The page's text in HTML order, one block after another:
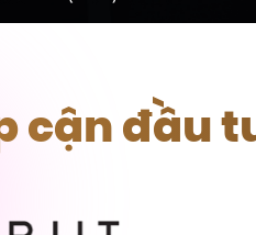
cận đầu